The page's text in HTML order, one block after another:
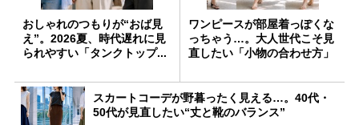
おしゃれのつもりが“おば見
え”。2026夏、時代遅れに見
られやすい「タンクトップ...
ワンピースが部屋着っぽくな
っちゃう…。大人世代こそ見
直したい「小物の合わせ方」
スカートコーデが野暮ったく見える…。40代・
50代が見直したい“丈と靴のバランス”